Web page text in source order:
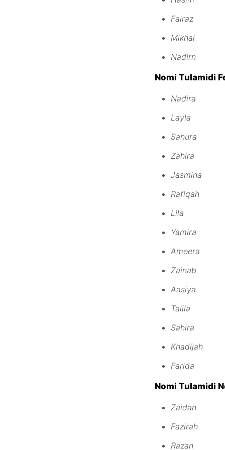
Fairaz
Mikhal
Nadirn
Nomi Tulamidi
Nadira
Layla
Sanura
Zahira
Jasmina
Rafiqah
Lila
Yamira
Ameera
Zainab
Aasiya
Talila
Sahira
Khadijah
Farida
Nomi Tulamidi
Zaidan
Fazirah
Razan